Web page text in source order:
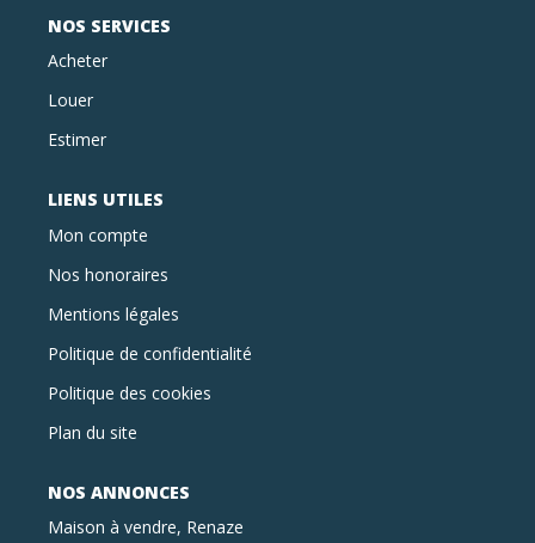
NOS SERVICES
Acheter
Louer
Estimer
LIENS UTILES
Mon compte
Nos honoraires
Mentions légales
Politique de confidentialité
Politique des cookies
Plan du site
NOS ANNONCES
Maison à vendre, Renaze